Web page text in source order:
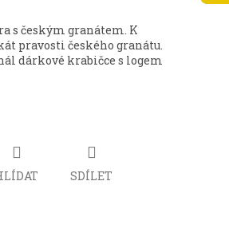
s českým granátem. K
pravosti českého granátu.
dárkové krabičce s logem
SDÍLET